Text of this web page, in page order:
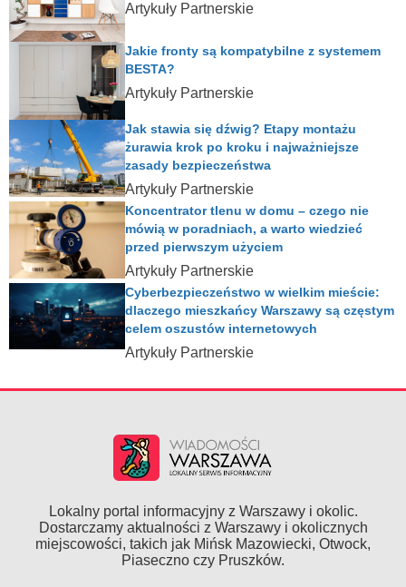
Artykuły Partnerskie
Artykuły Partnerskie
Jakie fronty są kompatybilne z systemem
BESTA?
Artykuły Partnerskie
Jak stawia się dźwig? Etapy montażu
żurawia krok po kroku i najważniejsze
zasady bezpieczeństwa
Artykuły Partnerskie
Koncentrator tlenu w domu – czego nie
mówią w poradniach, a warto wiedzieć
przed pierwszym użyciem
Artykuły Partnerskie
Cyberbezpieczeństwo w wielkim mieście:
dlaczego mieszkańcy Warszawy są częstym
celem oszustów internetowych
Lokalny portal informacyjny z Warszawy i okolic.
Dostarczamy aktualności z Warszawy i okolicznych
miejscowości, takich jak Mińsk Mazowiecki, Otwock,
Piaseczno czy Pruszków.